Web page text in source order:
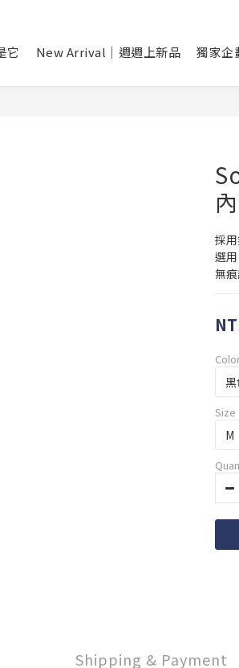
它 New Arrival｜週週上新品 獨家企
採
選
無
Size
Shipping & Payment